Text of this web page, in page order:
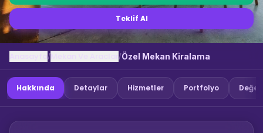
Teklif Al
/ /Özel Mekan Kiralama
Hakkında Detaylar Hizmetler Portfolyo